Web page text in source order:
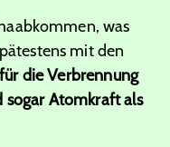
was
mit den
die Verbrennung
sogar Atomkraft als